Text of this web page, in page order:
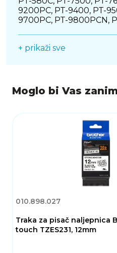
9200PC, PT-9400, PT-
9700PC, PT-9800PCN,
E800W, PT-H300, PT-
Boja: žuta traka sa crnim
Širina: 18mm
+ prikaži sve
Moglo bi Vas
010.898.027
Traka za pisač naljepnica
touch TZES231, 12mm